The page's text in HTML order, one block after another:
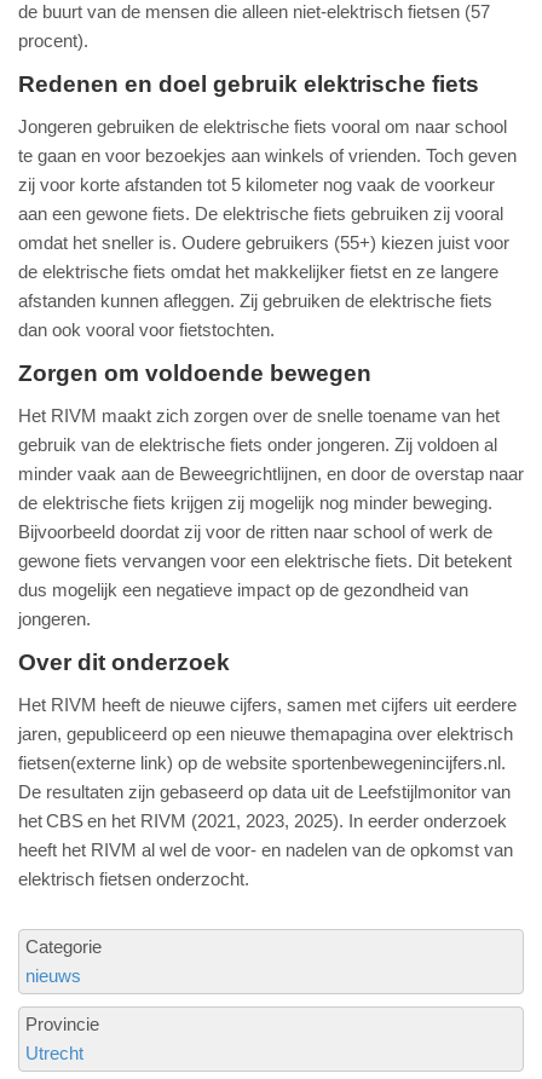
de buurt van de mensen die alleen niet-elektrisch fietsen (57
procent).
Redenen en doel gebruik elektrische fiets
Jongeren gebruiken de elektrische fiets vooral om naar school
te gaan en voor bezoekjes aan winkels of vrienden. Toch geven
zij voor korte afstanden tot 5 kilometer nog vaak de voorkeur
aan een gewone fiets. De elektrische fiets gebruiken zij vooral
omdat het sneller is. Oudere gebruikers (55+) kiezen juist voor
de elektrische fiets omdat het makkelijker fietst en ze langere
afstanden kunnen afleggen. Zij gebruiken de elektrische fiets
dan ook vooral voor fietstochten.
Zorgen om voldoende bewegen
Het RIVM maakt zich zorgen over de snelle toename van het
gebruik van de elektrische fiets onder jongeren. Zij voldoen al
minder vaak aan de Beweegrichtlijnen, en door de overstap naar
de elektrische fiets krijgen zij mogelijk nog minder beweging.
Bijvoorbeeld doordat zij voor de ritten naar school of werk de
gewone fiets vervangen voor een elektrische fiets. Dit betekent
dus mogelijk een negatieve impact op de gezondheid van
jongeren.
Over dit onderzoek
Het RIVM heeft de nieuwe cijfers, samen met cijfers uit eerdere
jaren, gepubliceerd op een nieuwe themapagina over elektrisch
fietsen(externe link) op de website sportenbewegenincijfers.nl.
De resultaten zijn gebaseerd op data uit de Leefstijlmonitor van
het CBS en het RIVM (2021, 2023, 2025). In eerder onderzoek
heeft het RIVM al wel de voor- en nadelen van de opkomst van
elektrisch fietsen onderzocht.
Categorie
nieuws
Provincie
Utrecht